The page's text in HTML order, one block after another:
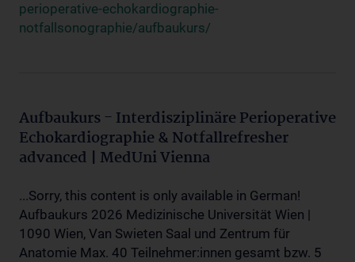
perioperative-echokardiographie-
notfallsonographie/aufbaukurs/
Aufbaukurs - Interdisziplinäre Perioperative
Echokardiographie & Notfallrefresher
advanced | MedUni Vienna
...Sorry, this content is only available in German!
Aufbaukurs 2026 Medizinische Universität Wien |
1090 Wien, Van Swieten Saal und Zentrum für
Anatomie Max. 40 Teilnehmer:innen gesamt bzw. 5